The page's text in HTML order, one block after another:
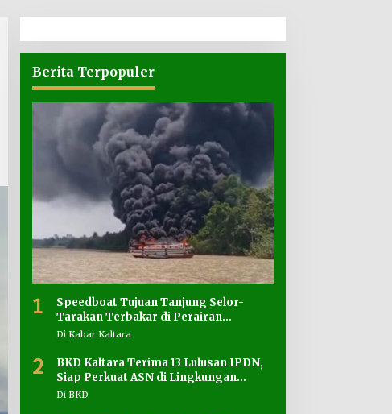
Berita Terpopuler
1
Speedboat Tujuan Tanjung Selor-
Tarakan Terbakar di Perairan
Salimbatu
Di Kabar Kaltara
2
BKD Kaltara Terima 13 Lulusan IPDN,
Siap Perkuat ASN di Lingkungan
Pemprov
Di BKD